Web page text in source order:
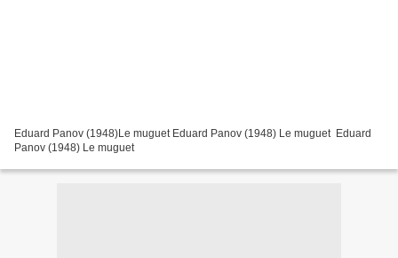
Eduard Panov (1948)Le muguet Eduard Panov (1948) Le muguet Eduard
Panov (1948) Le muguet